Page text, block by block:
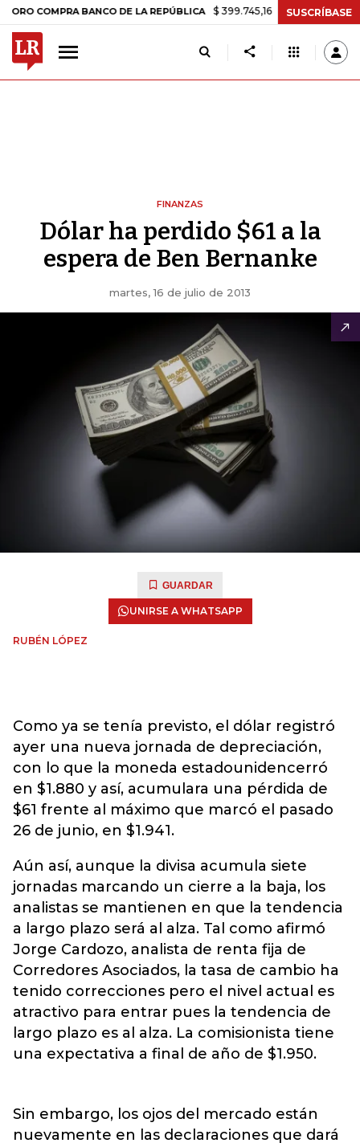
BANCO DE LA REPÚBLICA $ 399.745,16 +$ 2.295,71 +0,58%
SUSCRÍBASE
FINANZAS
Dólar ha perdido $61 a la
espera de Ben Bernanke
martes, 16 de julio de 2013
GUARDAR
UNIRSE A WHATSAPP
RUBÉN LÓPEZ
Como ya se tenía previsto, el dólar registró
ayer una nueva jornada de depreciación,
con lo que la moneda estadounidencerró
en $1.880 y así, acumulara una pérdida de
$61 frente al máximo que marcó el pasado
26 de junio, en $1.941.
Aún así, aunque la divisa acumula siete
jornadas marcando un cierre a la baja, los
analistas se mantienen en que la tendencia
a largo plazo será al alza. Tal como afirmó
Jorge Cardozo, analista de renta fija de
Corredores Asociados, la tasa de cambio ha
tenido correcciones pero el nivel actual es
atractivo para entrar pues la tendencia de
largo plazo es al alza. La comisionista tiene
una expectativa a final de año de $1.950.
Sin embargo, los ojos del mercado están
nuevamente en las declaraciones que dará